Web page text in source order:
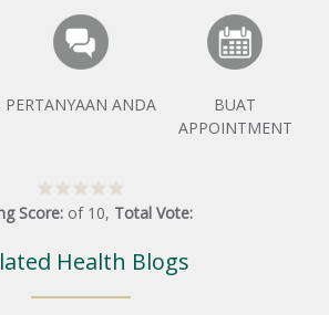
PERTANYAAN ANDA
BUAT
APPOINTMENT
Score: of 10, Total Vote:
Health Blogs